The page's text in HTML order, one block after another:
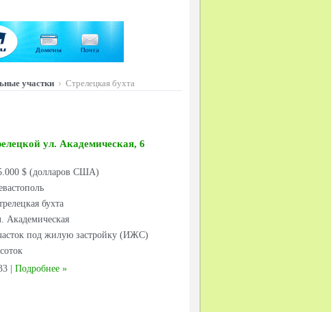
участки Стрелецкая бухта
ул. Академическая, 6
$ (долларов США)
бухта
Академическая
под жилую застройку (ИЖС)
Подробнее